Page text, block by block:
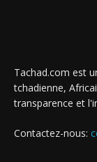
Tachad.com est
tchadienne,
transparence et
Contactez-nous: